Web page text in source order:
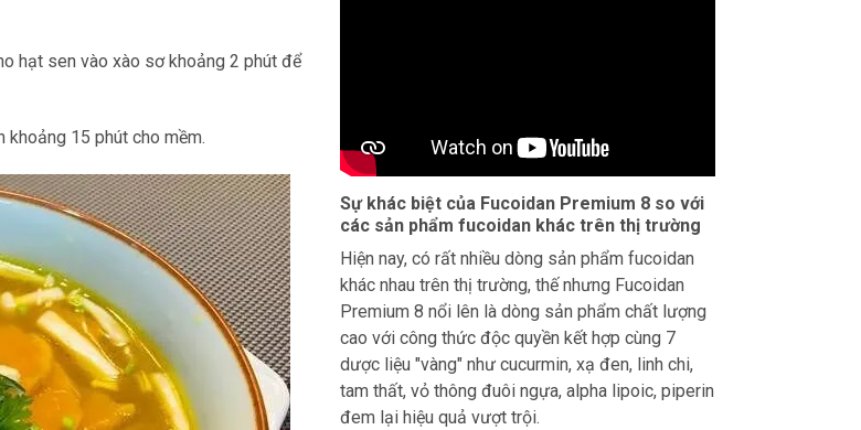
hạt sen vào xào sơ khoảng 2 phút để
khoảng 15 phút cho mềm.
Sự khác biệt của Fucoidan Premium 8 so với
các sản phẩm fucoidan khác trên thị trường
Hiện nay, có rất nhiều dòng sản phẩm fucoidan
khác nhau trên thị trường, thế nhưng Fucoidan
Premium 8 nổi lên là dòng sản phẩm chất lượng
cao với công thức độc quyền kết hợp cùng 7
dược liệu "vàng" như cucurmin, xạ đen, linh chi,
tam thất, vỏ thông đuôi ngựa, alpha lipoic, piperin
đem lại hiệu quả vượt trội.